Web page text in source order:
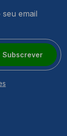
email
Subscrever